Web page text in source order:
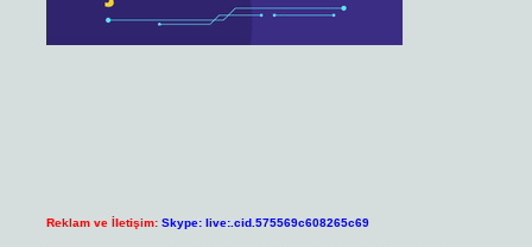
Reklam ve İletişim: Skype: live:.cid.575569c608265c69